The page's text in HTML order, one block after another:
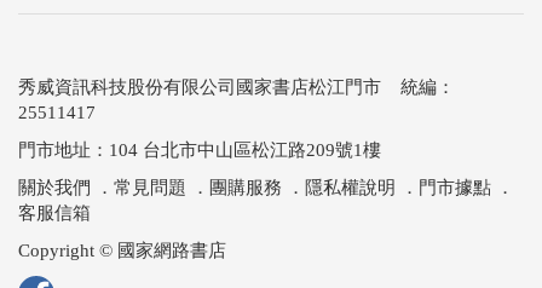
秀威資訊科技股份有限公司國家書店松江門市 統編：
25511417
門市地址：104 台北市中山區松江路209號1樓
關於我們
． 常見問題 ． 團購服務 ． 隱私權說明 ． 門市據點 ．
客服信箱
Copyright © 國家網路書店